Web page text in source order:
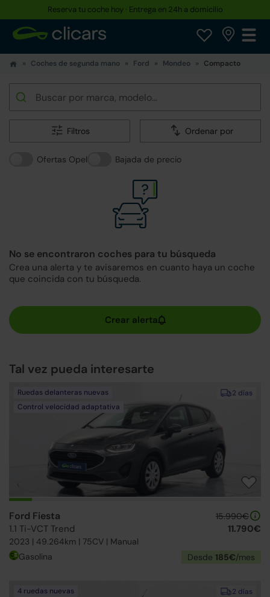
Hasta un 30% más barato que uno nuevo
Coches de segunda mano Ford Mondeo Compacto
Filtros Ordenar por
Ofertas Opel Bajada de precio
No se encontraron coches para tu búsqueda
Crea una alerta y te avisaremos en cuanto haya un coche
que coincida con tu búsqueda.
Tal vez pueda interesarte
2 días
Ruedas delanteras nuevas
Control velocidad adaptativa
Ford Fiesta
1.1 Ti-VCT Trend
2023 | 49.264km | 75CV | Manual
15.990€
11.790€
Gasolina Desde 185€/mes
2 días
4 ruedas nuevas